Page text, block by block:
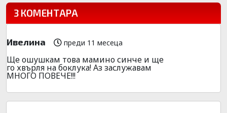
3 КОМЕНТАРА
Ивелина преди 11 месеца
Ще ошушкам това мамино синче и ще
го хвърля на боклука! Аз заслужавам
МНОГО ПОВЕЧЕ!!!